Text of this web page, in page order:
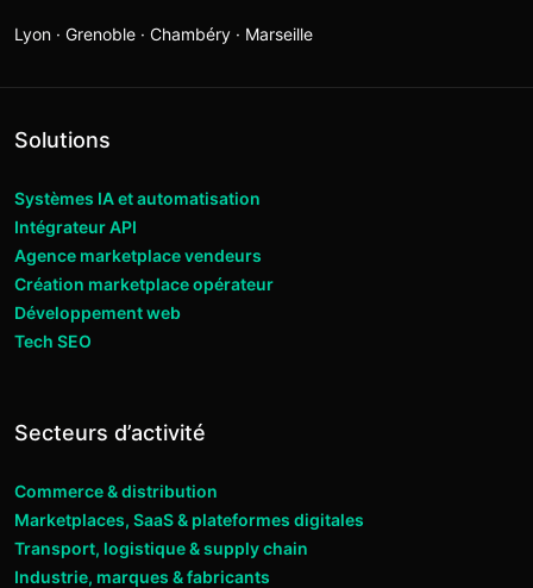
Lyon · Grenoble · Chambéry · Marseille
Solutions
Systèmes IA et automatisation
Intégrateur API
Agence marketplace vendeurs
Création marketplace opérateur
Développement web
Tech SEO
Secteurs d’activité
Commerce & distribution
Marketplaces, SaaS & plateformes digitales
Transport, logistique & supply chain
Industrie, marques & fabricants